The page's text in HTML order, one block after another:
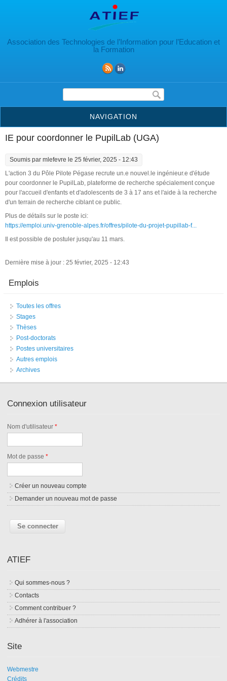
Association des Technologies de l’Information pour l’Education et
la Formation
Formulaire de recherche
NAVIGATION
IE pour coordonner le PupilLab (UGA)
Soumis par mlefevre le 25 février, 2025 - 12:43
L'action 3 du Pôle Pilote Pégase recrute un.e nouvel.le ingénieur.e d'étude
pour coordonner le PupilLab, plateforme de recherche spécialement conçue
pour l'accueil d'enfants et d'adolescents de 3 à 17 ans et l'aide à la recherche
d'un terrain de recherche ciblant ce public.
Plus de détails sur le poste ici:
https://emploi.univ-grenoble-alpes.fr/offres/pilote-du-projet-pupillab-f...
Il est possible de postuler jusqu'au 11 mars.
Dernière mise à jour : 25 février, 2025 - 12:43
Emplois
Toutes les offres
Stages
Thèses
Post-doctorats
Postes universitaires
Autres emplois
Archives
Connexion utilisateur
Nom d'utilisateur*
Mot de passe*
Créer un nouveau compte
Demander un nouveau mot de passe
ATIEF
Qui sommes-nous ?
Contacts
Comment contribuer ?
Adhérer à l'association
Site
Webmestre
Crédits